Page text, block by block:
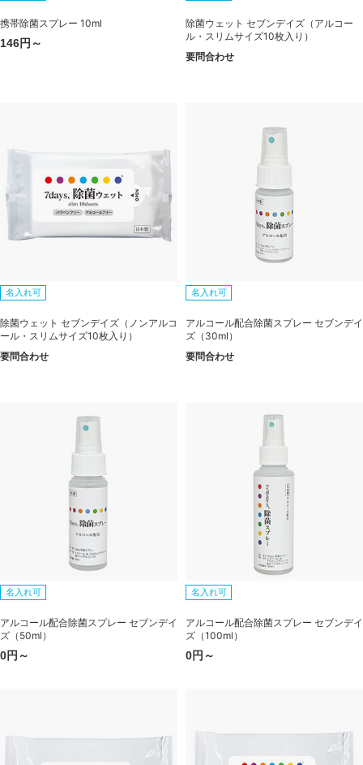
携帯除菌スプレー 10ml
146円～
除菌ウェット セブンデイズ（アルコー
ル・スリムサイズ10枚入り）
要問合わせ
名入れ可
除菌ウェット セブンデイズ（ノンアルコ
ール・スリムサイズ10枚入り）
要問合わせ
名入れ可
アルコール配合除菌スプレー セブンデイ
ズ（30ml）
要問合わせ
名入れ可
アルコール配合除菌スプレー セブンデイ
ズ（50ml）
0円～
名入れ可
アルコール配合除菌スプレー セブンデイ
ズ（100ml）
0円～